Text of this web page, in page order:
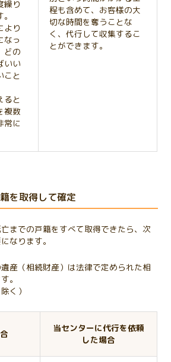
繰り
より
なっ
どの
いい
こと
ると
複数
常に
程も含めて、お客様の大
切な時間を奪うことな
く、代行して収集するこ
とができます。
を取得して確定
までの戸籍をすべて取得できたら、次
なります。
産（相続財産）は法律で定められた相
。
く）
当センターに代行を依頼
した場合